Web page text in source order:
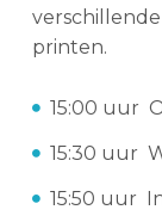
printen.
15:00 uur
15:30 uur
15:50 uur